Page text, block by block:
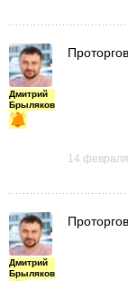
Дмитрий
Брыляков
14
Дмитрий
Брыляков